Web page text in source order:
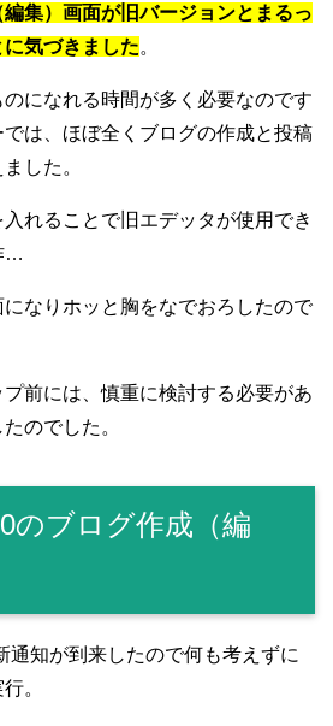
集）画面が旧バージョンとまるっ
気づきました。
になれる時間が多く必要なのです
は、ほぼ全くブログの作成と投稿
した。
れることで旧エデッタが使用でき
…
なりホッと胸をなでおろしたので
前には、慎重に検討する必要があ
のでした。
のブログ作成（編
通知が到来したので何も考えずに
。